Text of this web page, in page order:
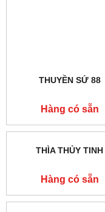
THUYỀN SỨ 88
Hàng có sẵn
THÌA THỦY TINH
Hàng có sẵn